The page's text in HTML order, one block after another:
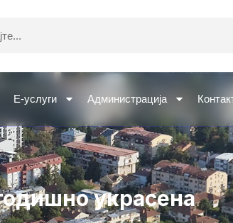
Е-услуги Администрација
украсена